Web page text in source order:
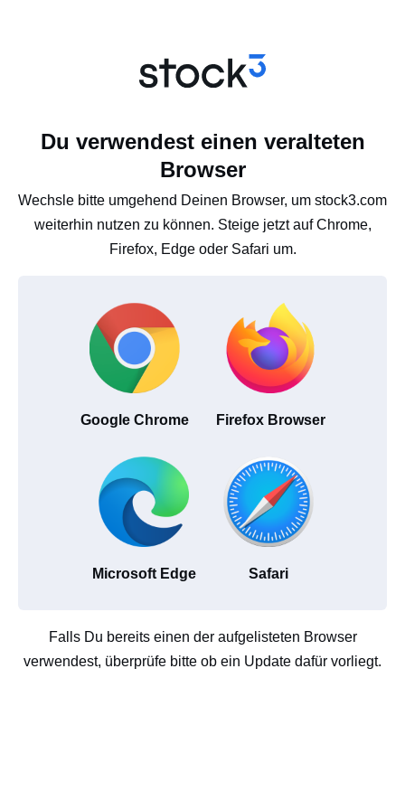
Du verwendest einen veralteten
Browser
Wechsle bitte umgehend Deinen Browser, um stock3.com
weiterhin nutzen zu können. Steige jetzt auf Chrome,
Firefox, Edge oder Safari um.
Google Chrome Firefox Browser
Microsoft Edge Safari
Falls Du bereits einen der aufgelisteten Browser
verwendest, überprüfe bitte ob ein Update dafür vorliegt.